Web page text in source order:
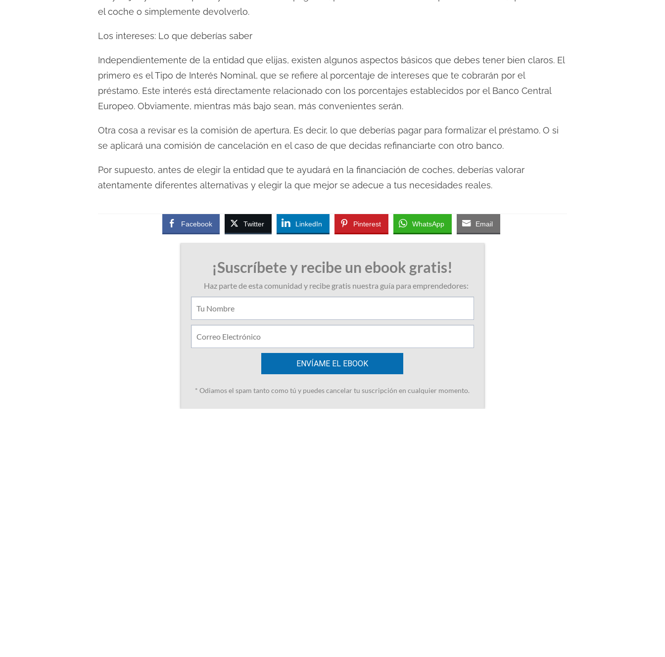
a
el coche o simplemente devolverlo.
Los intereses: Lo que deberías saber
Independientemente de la entidad que elijas, existen algunos aspectos básicos que debes tener bien claros. El
primero es el Tipo de Interés Nominal, que se refiere al porcentaje de intereses que te cobrarán por el
préstamo. Este interés está directamente relacionado con los porcentajes establecidos por el Banco Central
Europeo. Obviamente, mientras más bajo sean, más convenientes serán.
Otra cosa a revisar es la comisión de apertura. Es decir, lo que deberías pagar para formalizar el préstamo. O si
se aplicará una comisión de cancelación en el caso de que decidas refinanciarte con otro banco.
Por supuesto, antes de elegir la entidad que te ayudará en la financiación de coches, deberías valorar
atentamente diferentes alternativas y elegir la que mejor se adecue a tus necesidades reales.
Facebook Twitter LinkedIn Pinterest WhatsApp Email